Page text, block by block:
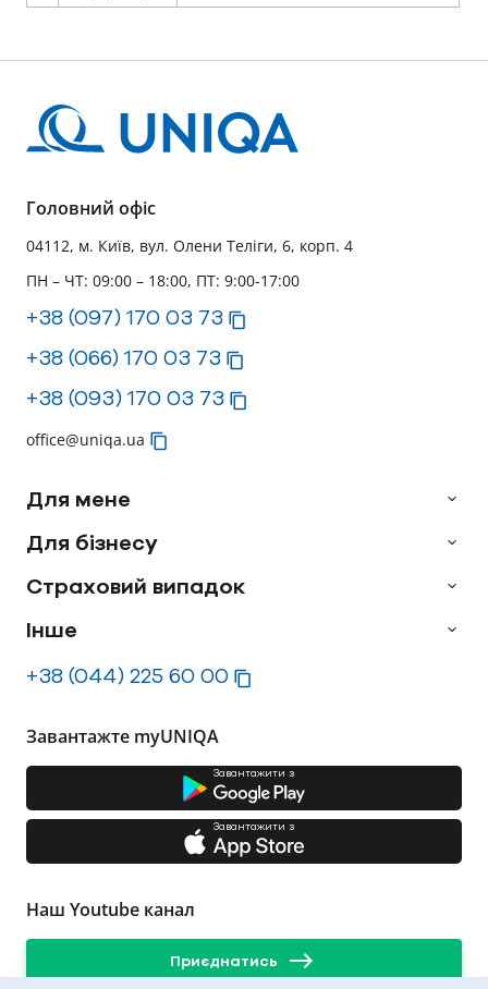
Головний офіс
04112, м. Київ, вул. Олени Теліги, 6, корп. 4
ПН – ЧТ: 09:00 – 18:00, ПТ: 9:00-17:00
+38 (097) 170 03 73
+38 (066) 170 03 73
+38 (093) 170 03 73
office@uniqa.ua
Для мене
Для бізнесу
Страховий випадок
Інше
+38 (044) 225 60 00
Завантажте myUNIQA
Завантажити з
Завантажити з
Наш Youtube канал
Приєднатись